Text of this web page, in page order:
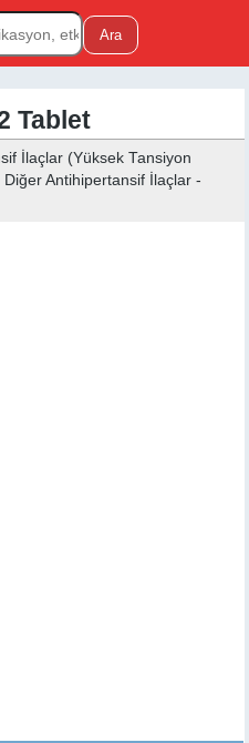
Tablet
İlaçlar (Yüksek Tansiyon
Diğer Antihipertansif İlaçlar -